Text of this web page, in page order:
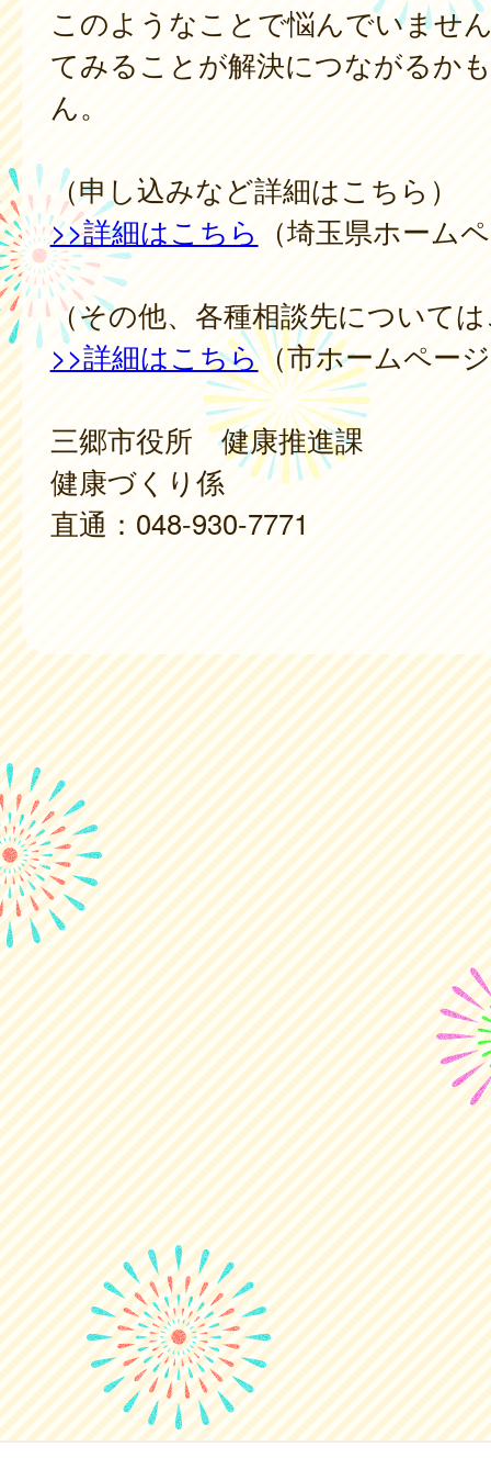
このようなことで悩んでいませ
てみることが解決につながるか
ん。
（申し込みなど詳細はこちら）
>>詳細はこちら （埼玉県ホーム
（その他、各種相談先について
>>詳細はこちら（市ホームペー
三郷市役所 健康推進課
健康づくり係
直通：048-930-7771